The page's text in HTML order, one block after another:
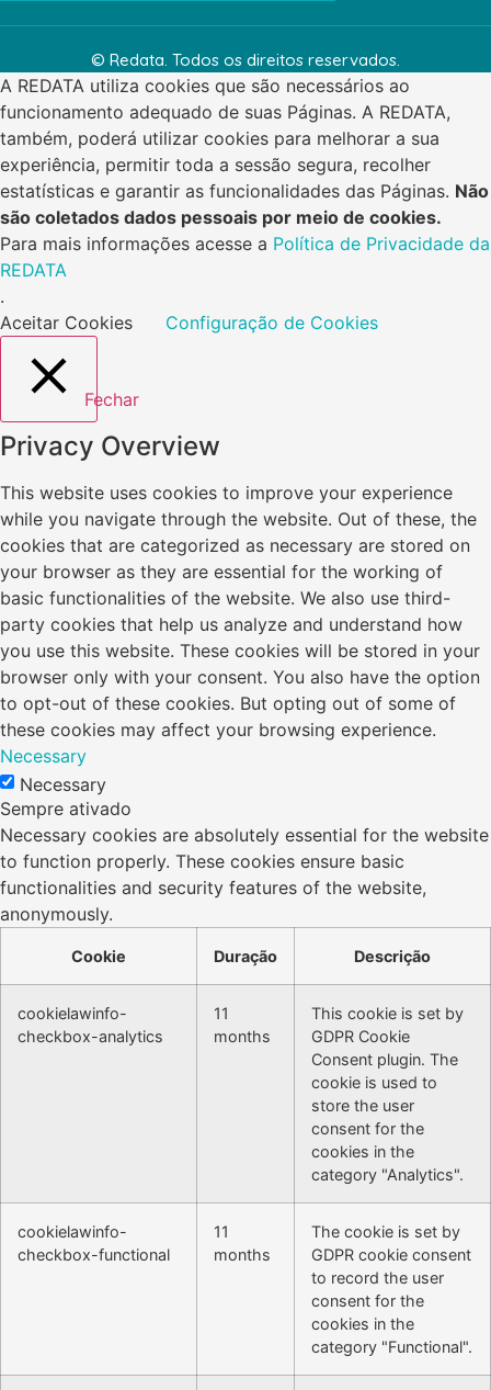
© Redata. Todos os direitos reservados.
A REDATA utiliza cookies que são necessários ao
funcionamento adequado de suas Páginas. A REDATA,
também, poderá utilizar cookies para melhorar a sua
experiência, permitir toda a sessão segura, recolher
estatísticas e garantir as funcionalidades das Páginas. Não
são coletados dados pessoais por meio de cookies.
Para mais informações acesse a Política de Privacidade da
REDATA
.
Aceitar Cookies
Configuração de Cookies
Fechar
Privacy Overview
This website uses cookies to improve your experience
while you navigate through the website. Out of these, the
cookies that are categorized as necessary are stored on
your browser as they are essential for the working of
basic functionalities of the website. We also use third-
party cookies that help us analyze and understand how
you use this website. These cookies will be stored in your
browser only with your consent. You also have the option
to opt-out of these cookies. But opting out of some of
these cookies may affect your browsing experience.
Necessary
Necessary
Sempre ativado
Necessary cookies are absolutely essential for the website
to function properly. These cookies ensure basic
functionalities and security features of the website,
anonymously.
Cookie Duração Descrição
cookielawinfo-
checkbox-analytics
11
months
This cookie is set by
GDPR Cookie
Consent plugin. The
cookie is used to
store the user
consent for the
cookies in the
category "Analytics".
cookielawinfo-
checkbox-functional
11
months
The cookie is set by
GDPR cookie consent
to record the user
consent for the
cookies in the
category "Functional".